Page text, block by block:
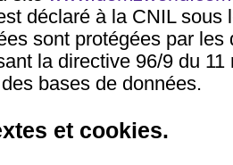
déclaré à la CNIL sous
sont protégées par
la directive 96/9 du
bases de données.
et cookies.